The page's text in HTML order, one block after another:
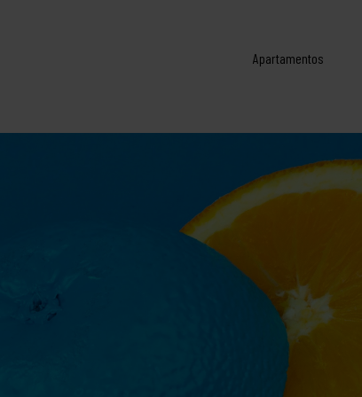
Apartamentos